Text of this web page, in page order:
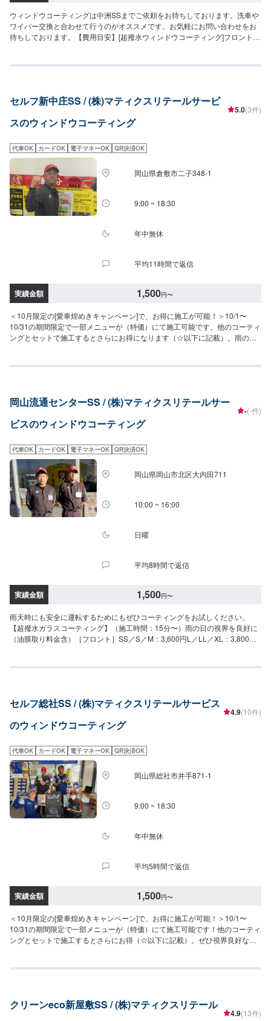
ウィンドウコーティングは中洲SSまでご依頼をお待ちしております。洗車や
ワイパー交換と合わせて行うのがオススメです。お気軽にお問い合わせをお
待ちしております。【費用目安】[超撥水ウィンドウコーティング]フロント
1,650円L〜XLサイズ：1,970円全面SS〜Mサイズ：4,620円L〜LLサイズ：
セルフ新中庄SS / (株)マティクスリテールサービ
スのウィンドウコーティング
5.0(3件)
代車OK カードOK 電子マネーOK QR決済OK
岡山県倉敷市二子348-1
9:00 ~ 18:30
年中無休
平均11時間で返信
実績金額 1,500円〜
＜10月限定の[愛車煌めきキャンペーン]で、お得に施工が可能！＞10/1〜
10/31の期間限定で一部メニューが（特価）にて施工可能です。他のコーティ
ングとセットで施工するとさらにお得になります（☆以下に記載）。雨の日
四：3,600円▶︎（特価）3,100円軽四除く：3,800円▶︎（特価）3,300円［全
な撥水効果が得られます［フロント］全車種：1,500円［全面（サンルーフ含
む）］SS／S／M：3,900円L／LL／XL：4,500円【油膜取り】（施工時間：
10分〜）走行中に視界をさえぎるギラギラの油膜を除去［フロント］SS／S
M：4,700円L／LL：5,800円XL：6,500円【窓ガラスの”ウロコ”取り】（施工
時間：30分〜）ウロコををキレイに除去サイド：6,000円フロント・リア・
ルーフ：12,000円※１枚あたりの価格です【バイザーコーティング】バイザ
ー部分の輝きが増し、水あかの付着を防ぐ１枚あたり1,000円☆---10月限定
価格一覧---☆◎各メニュー特別価格（税込）◎[レンズ]・・・10月中の特別価
格＜A＞ヘッドライトクリーン＆プロテクト8,500円▶︎6,900円＜B＞レンズコ
ーティング＋ヘッドライトクリーンセット軽四：9,600円▶︎8,100円軽四除
ング（フロント）＜D＞超撥水ガラスコーティング（全面）[タイヤ]・・・10
たコースがさらにお得！》◎各コース特別価格（税込）◎»[レンズ]のメニュ
ーネット＜A＞＋＜D＞＋＜E＞軽四：26,900円▶︎22,000円軽四以外：29,100
円〜▶︎23,500円⚪︎エメラルド＜A＞＋＜C＞＋＜E＞軽四：22,500円▶︎18,500
円▶︎13,500円軽四以外：17,300円〜▶︎14,000円⚪︎ルビー＜A＞＋＜C＞軽
四：12,100円▶︎9,800円軽四以外：12,300円〜▶︎9,900円⚪︎サファイア＜B＞
＋＜D＞＋＜E＞軽四：28,000円▶︎22,800円軽四以外：31,700円〜▶︎25,500
外：26,700円〜▶︎21,500円⚪︎ターコイズ＜B＞＋＜D＞軽四：17,600円
岡山流通センターSS / (株)マティクスリテールサー
ビスのウィンドウコーティング
-(-件)
代車OK カードOK 電子マネーOK QR決済OK
岡山県岡山市北区大内田711
10:00 ~ 16:00
日曜
平均8時間で返信
実績金額 1,500円〜
雨天時にも安全に運転するためにもぜひコーティングをお試しください。
【超撥水ガラスコーティング】（施工時間：15分〜）雨の日の視界を良好に
（油膜取り料金含）［フロント］SS／S／M：3,600円L／LL／XL：3,800円
な撥水効果［フロント］全車種：1,500円［全面（サンルーフ含む）］SS／S
L／LL／XL：2,000円［全面（サンルーフ含む）］SS／S／M：4,700円L／
LL：5,800円XL：6,500円【窓ガラスの”ウロコ”取り】（施工時間：30分〜）
ウロコををキレイに除去サイド：6,000円フロント・リア・ルーフ：12,000
し、水あかの付着を防ぐ１枚あたり1,000円
セルフ総社SS / (株)マティクスリテールサービス
のウィンドウコーティング
4.9(10件)
代車OK カードOK 電子マネーOK QR決済OK
岡山県総社市井手871-1
9:00 ~ 18:30
年中無休
平均5時間で返信
実績金額 1,500円〜
＜10月限定の[愛車煌めきキャンペーン]で、お得に施工が可能！＞10/1〜
10/31の期間限定で一部メニューが（特価）にて施工可能です！他のコーティ
ングとセットで施工するとさらにお得（☆以下に記載）。ぜひ視界良好な状
ロント］軽四：3,600円▶︎（特価）3,100円軽四除く：3,800円▶︎（特価）
お手軽価格で強力な撥水効果を得られます。［フロント］全車種：1,500円
［全面（サンルーフ含む）］SS／S／M：3,900円L／LL／XL：4,500円【油
クリーンeco新屋敷SS / (株)マティクスリテール
4.9(13件)